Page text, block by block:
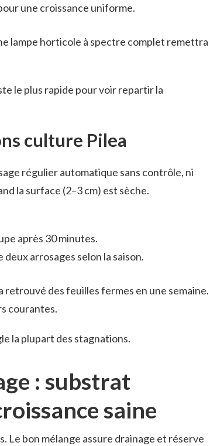
une croissance uniforme.
lampe horticole à spectre complet remettra
le plus rapide pour voir repartir la
culture Pilea
régulier automatique sans contrôle, ni
la surface (2–3 cm) est sèche.
après 30 minutes.
arrosages selon la saison.
retrouvé des feuilles fermes en une semaine.
courantes.
la plupart des stagnations.
: substrat
saine
bon mélange assure drainage et réserve